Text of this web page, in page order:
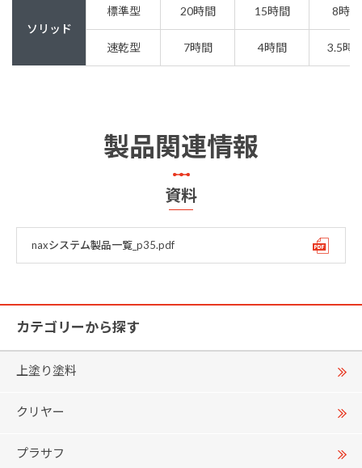
ソリッド
標準型 20時間 15時間 8時間
速乾型 7時間 4時間 3.5時
製品関連情報
資料
naxシステム製品一覧_p35.pdf
カテゴリーから探す
上塗り塗料
クリヤー
プラサフ